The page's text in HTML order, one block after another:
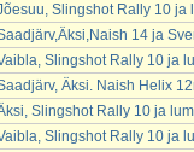
Slingshot Rally 10 ja
14 ja
Slingshot Rally 10 ja
Äksi. Naish Helix
Slingshot Rally 10 ja
Slingshot Rally 10 ja